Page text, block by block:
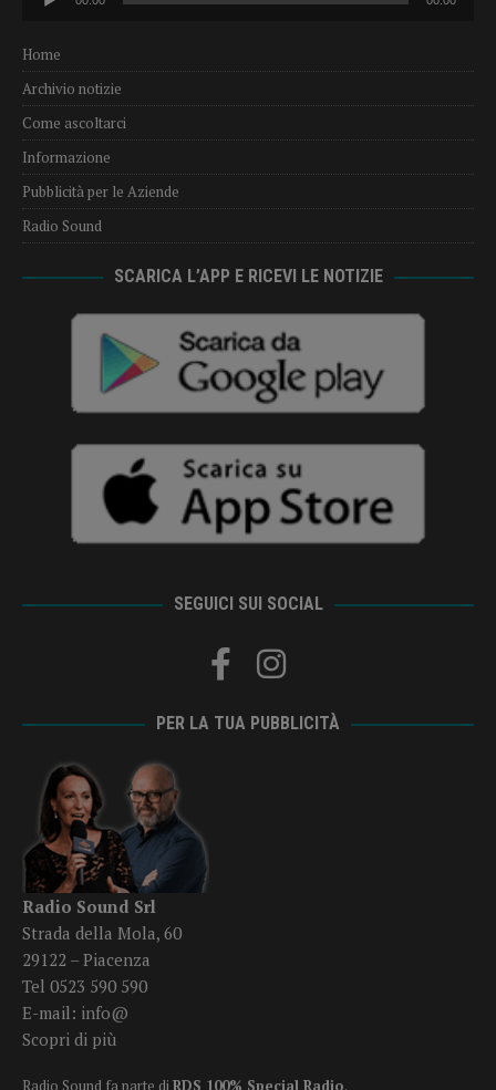
Player
Home
Archivio notizie
Come ascoltarci
Informazione
Pubblicità per le Aziende
Radio Sound
SCARICA L’APP E RICEVI LE NOTIZIE
SEGUICI SUI SOCIAL
PER LA TUA PUBBLICITÀ
Radio Sound Srl
Strada della Mola, 60
29122 – Piacenza
Tel 0523 590 590
E-mail: info@
Scopri di più
Radio Sound fa parte di RDS 100% Special Radio.